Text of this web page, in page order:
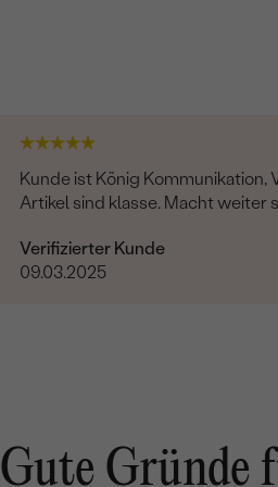
Kunde ist König Kommunikation,
Artikel sind klasse. Macht weiter
Verifizierter Kunde
09.03.2025
Gute Gründe